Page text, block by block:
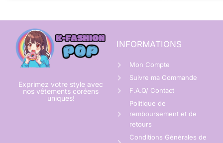
Exprimez votre style avec
nos vêtements coréens
uniques!
INFORMATIONS
Mon Compte
Suivre ma Commande
F.A.Q/ Contact
Politique de
remboursement et de
retours
Conditions Générales de